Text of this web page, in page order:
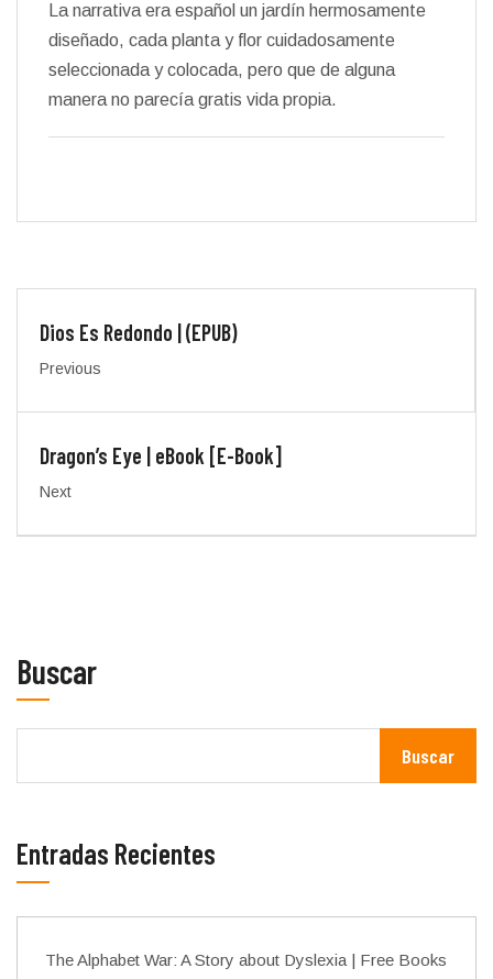
La narrativa era español un jardín hermosamente
diseñado, cada planta y flor cuidadosamente
seleccionada y colocada, pero que de alguna
manera no parecía gratis vida propia.
Dios Es Redondo | (EPUB)
Previous
Dragon’s Eye | eBook [E-Book]
Next
Buscar
Buscar
Entradas Recientes
The Alphabet War: A Story about Dyslexia | Free Books